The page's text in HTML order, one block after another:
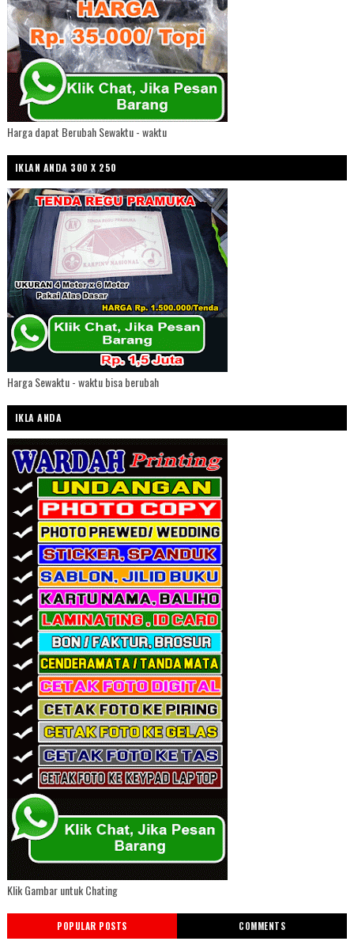
Harga dapat Berubah Sewaktu - waktu
IKLAN ANDA 300 X 250
Harga Sewaktu - waktu bisa berubah
IKLA ANDA
Klik Gambar untuk Chating
POPULAR POSTS COMMENTS